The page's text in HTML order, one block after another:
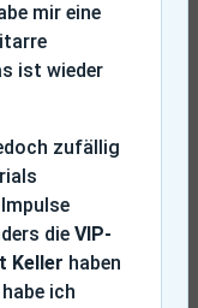
mir eine
ist wieder
zufällig
die VIP-
Keller haben
ich